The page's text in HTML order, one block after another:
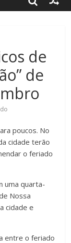
de
de
poucos. No
cidade terão
o feriado
uma quarta-
Nossa
cidade e
entre o feriado